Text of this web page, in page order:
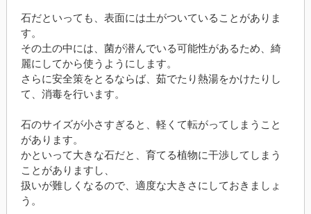
石だといっても、表面には土がついていることがありま
す。
その土の中には、菌が潜んでいる可能性があるため、綺
麗にしてから使うようにします。
さらに安全策をとるならば、茹でたり熱湯をかけたりし
て、消毒を行います。
石のサイズが小さすぎると、軽くて転がってしまうこと
があります。
かといって大きな石だと、育てる植物に干渉してしまう
ことがありますし、
扱いが難しくなるので、適度な大きさにしておきましょ
う。